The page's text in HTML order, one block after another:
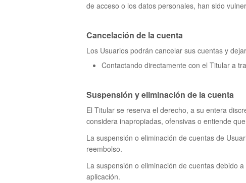
de acceso o los datos personales, han sido
Cancelación de la cuenta
Los Usuarios podrán cancelar sus cuentas y
Contactando directamente con el Titular a
Suspensión y eliminación de la cuenta
El Titular se reserva el derecho, a su entera
considera inapropiadas, ofensivas o entiende
La suspensión o eliminación de cuentas de
reembolso.
La suspensión o eliminación de cuentas debido
aplicación.